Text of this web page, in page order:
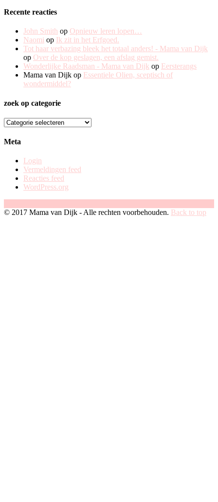
Recente reacties
John Smith op Opnieuw leren lopen…
Naomi op Ik zit in het Erfgoed.
Tot haar verbazing bleek het totaal anders! - Mama van Dijk
op Over de kop geslagen, een afslag gemist.
Wonderlijke Raadsman - Mama van Dijk op Eersterangs
Mama van Dijk op Essentiele Olien, sceptisch of
wondermiddel?
zoek op categorie
zoek
categorie
Meta
Login
Vermeldingen feed
Reacties feed
WordPress.org
© 2017 Mama van Dijk - Alle rechten voorbehouden. Back to top